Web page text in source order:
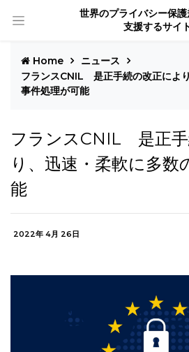
世界のプライバシー保
支援するサイ
Home
ニュース
フランスCNIL 是正手続の改正によ
事件処理が可能
フランスCNIL 是正手
り、迅速・柔軟に多数
能
2022年 4月 26日